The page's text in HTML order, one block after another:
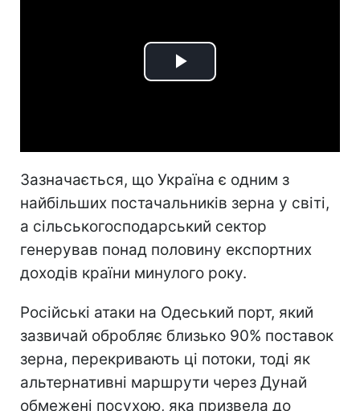
Play
Зазначається, що Україна є одним з
найбільших постачальників зерна у світі,
а сільськогосподарський сектор
генерував понад половину експортних
доходів країни минулого року.
Російські атаки на Одеський порт, який
зазвичай обробляє близько 90% поставок
зерна, перекривають ці потоки, тоді як
альтернативні маршрути через Дунай
обмежені посухою, яка призвела до